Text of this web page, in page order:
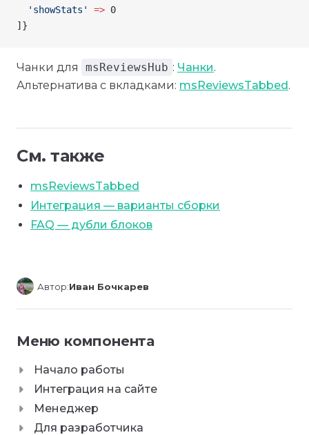
  'showStats'
=> 0
] }
Чанки для msReviewsHub : Чанки.
Альтернатива с вкладками: msReviewsTabbed.
См. также
msReviewsTabbed
Интеграция — варианты сборки
FAQ — дубли блоков
Автор:Иван Бочкарев
Меню компонента
Начало работы
Интеграция на сайте
Менеджер
Для разработчика